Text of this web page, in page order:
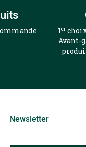
1er
Avant-
Newsletter